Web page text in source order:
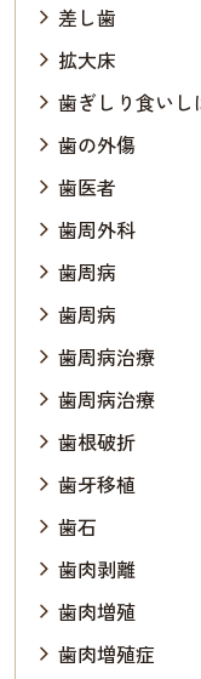
差し歯
拡大床
歯ぎしり食いし
歯の外傷
歯医者
歯周外科
歯周病
歯周病
歯周病治療
歯周病治療
歯根破折
歯牙移植
歯石
歯肉剥離
歯肉増殖
歯肉増殖症